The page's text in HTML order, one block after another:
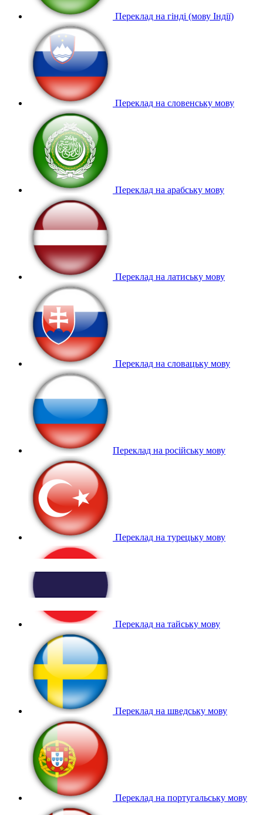
Переклад на гінді (мову Індії)
Переклад на словенську мову
Переклад на арабську мову
Переклад на латиську мову
Переклад на словацьку мову
Переклад на російську мову
Переклад на турецьку мову
Переклад на тайську мову
Переклад на шведську мову
Переклад на португальську мову